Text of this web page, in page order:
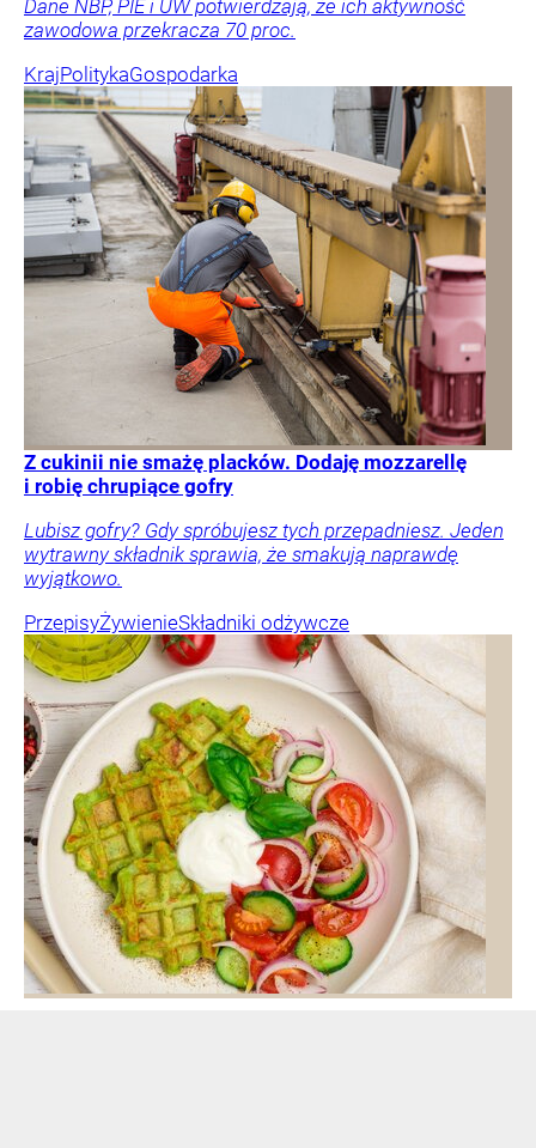
Dane NBP, PIE i UW potwierdzają, że ich aktywność
zawodowa przekracza 70 proc.
KrajPolitykaGospodarka
Z cukinii nie smażę placków. Dodaję mozzarellę
i robię chrupiące gofry
Lubisz gofry? Gdy spróbujesz tych przepadniesz. Jeden
wytrawny składnik sprawia, że smakują naprawdę
wyjątkowo.
PrzepisyŻywienieSkładniki odżywcze